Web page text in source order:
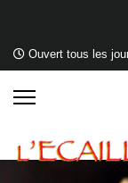
Ouvert tous les